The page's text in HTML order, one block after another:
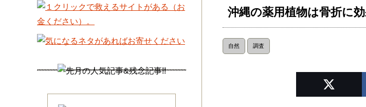
沖縄の薬用植物は骨折に
自然 調査